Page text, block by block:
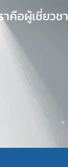
าคือผู้เชี่ยว